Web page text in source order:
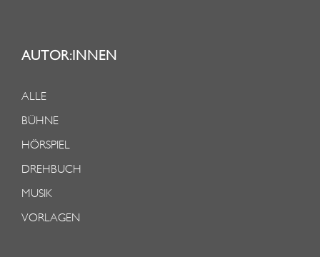
AUTOR:INNEN
ALLE
BÜHNE
HÖRSPIEL
DREHBUCH
MUSIK
VORLAGEN